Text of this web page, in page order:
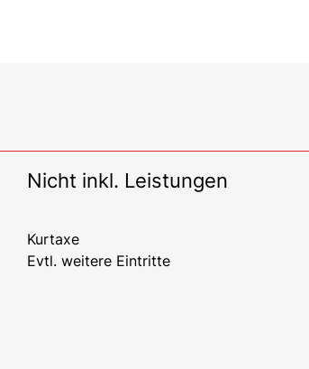
Nicht inkl. Leistungen
Kurtaxe
Evtl. weitere Eintritte